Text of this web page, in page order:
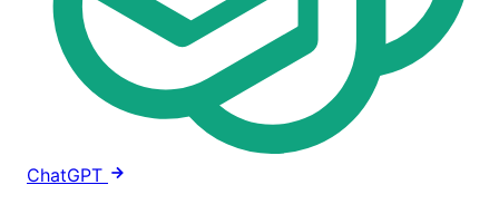
ChatGPT